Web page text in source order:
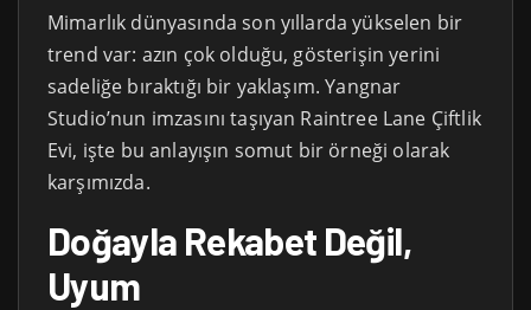
Mimarlık dünyasında son yıllarda yükselen bir
trend var: azın çok olduğu, gösterişin yerini
sadeliğe bıraktığı bir yaklaşım. Yangnar
Studio’nun imzasını taşıyan Raintree Lane Çiftlik
Evi, işte bu anlayışın somut bir örneği olarak
karşımızda.
Doğayla Rekabet Değil,
Uyum